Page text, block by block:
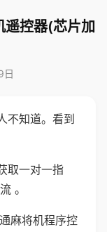
遥控器(芯片加
日
不知道。看到
取一对一指
。
麻将机程序控